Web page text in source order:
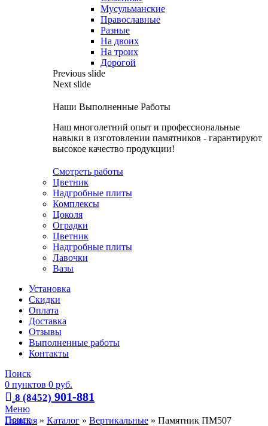
Мусульманские
Православные
Разные
На двоих
На троих
Дорогой
Previous slide
Next slide
Наши Выполненные Работы
Наш многолетний опыт и профессиональные
навыки в изготовлении памятников - гарантируют
высокое качество продукции!
Смотреть работы
Цветник
Надгробные плиты
Комплексы
Цоколя
Оградки
Цветник
Надгробные плиты
Лавочки
Вазы
Установка
Скидки
Оплата
Доставка
Отзывы
Выполненные работы
Контакты
Поиск
0 пунктов 0 руб.
8 (8452) 901-881
Меню
Поиск
Главная » Каталог » Вертикальные » Памятник ПМ507